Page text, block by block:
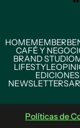
HOMEMEMBER
CAFÉ Y
BRAND STUDIO
LIFESTYLE
NEWSLETTERS
Políticas de